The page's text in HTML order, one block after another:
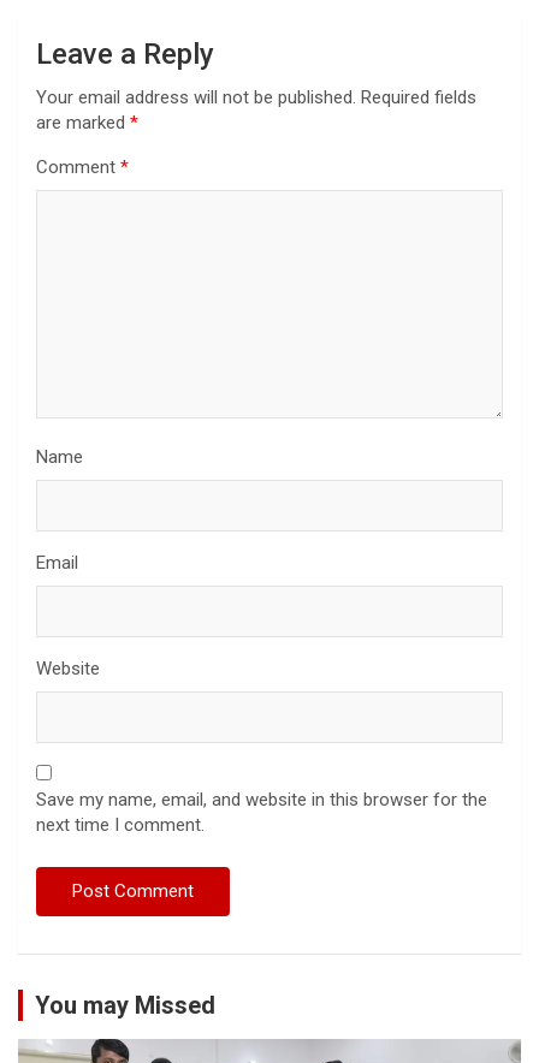
Leave a Reply
Your email address will not be published. Required fields
are marked *
Comment *
Name
Email
Website
Save my name, email, and website in this browser for the
next time I comment.
You may Missed